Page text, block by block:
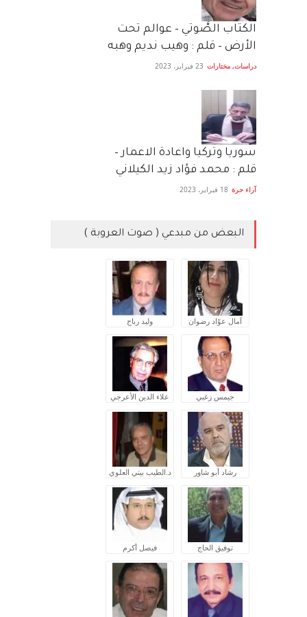
الكتاب الصَّوتي – عوالم تحت
الأرض – قلم : وهيب نديم وهبه
دراسات, مختارات 23 فبراير، 2023
سوريا وتركيا واعادة الاعمار –
قلم : محمد فؤاد زيد الكيلاني
آراء حرة 18 فبراير، 2023
البعض من مبدعي ( صوت العروبة )
آمال عوّاد رضوان وليد رباح
جيمس زغبي علاء الدين الأعرجي
رشاد أبو شاور د.الطيب بيتي العلوي
توفيق الحاج فيصل أكرم